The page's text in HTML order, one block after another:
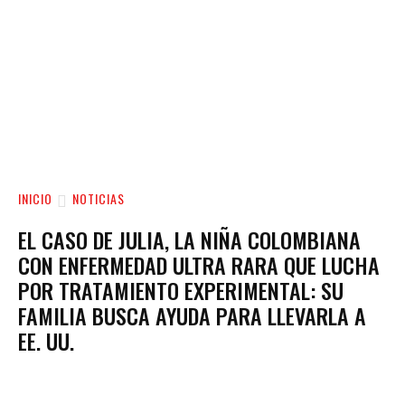
INICIO NOTICIAS
EL CASO DE JULIA, LA NIÑA COLOMBIANA
CON ENFERMEDAD ULTRA RARA QUE LUCHA
POR TRATAMIENTO EXPERIMENTAL: SU
FAMILIA BUSCA AYUDA PARA LLEVARLA A
EE. UU.